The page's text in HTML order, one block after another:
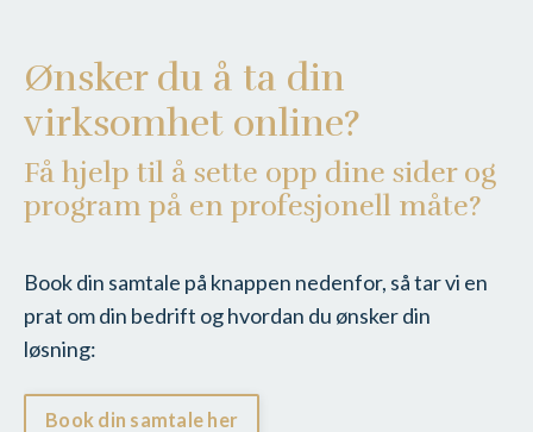
Ønsker du å ta din
virksomhet online?
Få hjelp til å sette opp dine sider og
program på en profesjonell måte?
Book din samtale på knappen nedenfor, så tar vi en
prat om din bedrift og hvordan du ønsker din
løsning:
Book din samtale her